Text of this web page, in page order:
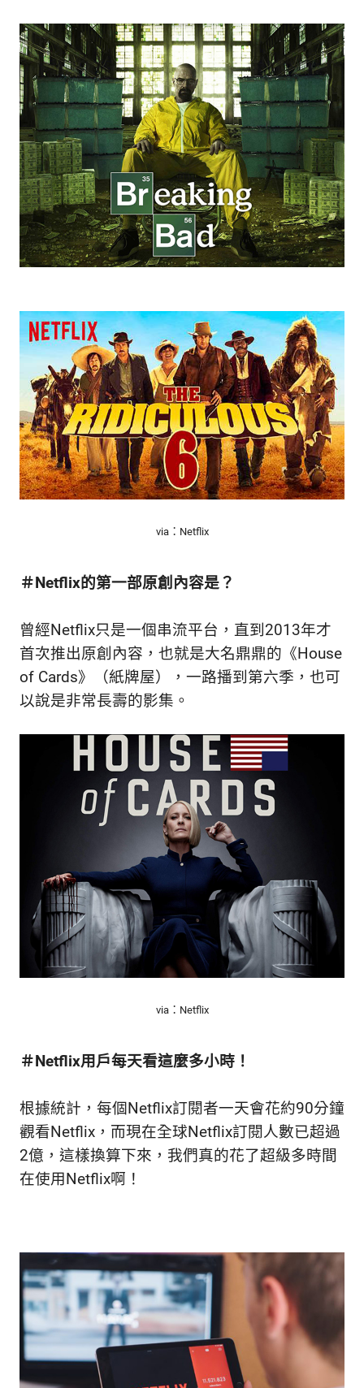
via：Netflix
＃Netflix的第一部原創內容是？
曾經Netflix只是一個串流平台，直到2013年才
首次推出原創內容，也就是大名鼎鼎的《House
of Cards》（紙牌屋），一路播到第六季，也可
以說是非常長壽的影集。
via：Netflix
＃Netflix用戶每天看這麼多小時！
根據統計，每個Netflix訂閱者一天會花約90分鐘
觀看Netflix，而現在全球Netflix訂閱人數已超過
2億，這樣換算下來，我們真的花了超級多時間
在使用Netflix啊！